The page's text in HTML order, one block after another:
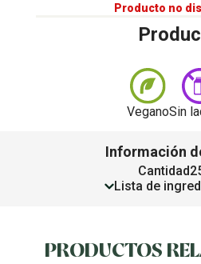
Producto no
VeganoSin
Información
Cantidad
Lista de
PRODUCTOS